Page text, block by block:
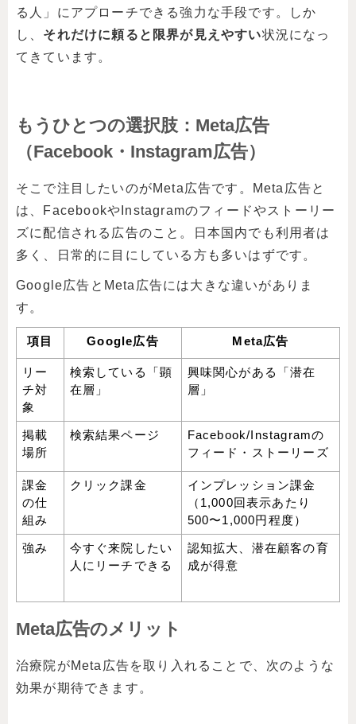
る人」にアプローチできる強力な手段です。しか
し、 それだけに頼ると限界が見えやすい状況になっ
てきています。
もうひとつの選択肢：Meta広告
（Facebook・Instagram広告）
そこで注目したいのがMeta広告です。Meta広告と
は、FacebookやInstagramのフィードやストーリー
ズに配信される広告のこと。日本国内でも利用者は
多く、日常的に目にしている方も多いはずです。
Google広告とMeta広告には大きな違いがありま
す。
項目 Google広告 Meta広告
リー
チ対
象
検索している「顕
在層」
興味関心がある「潜在
層」
掲載
場所
検索結果ページ
Facebook/Instagramの
フィード・ストーリーズ
課金
の仕
組み
クリック課金
インプレッション課金
（1,000回表示あたり
500〜1,000円程度）
強み
今すぐ来院したい
人にリーチできる
認知拡大、潜在顧客の育
成が得意
Meta広告のメリット
治療院がMeta広告を取り入れることで、次のような
効果が期待できます。